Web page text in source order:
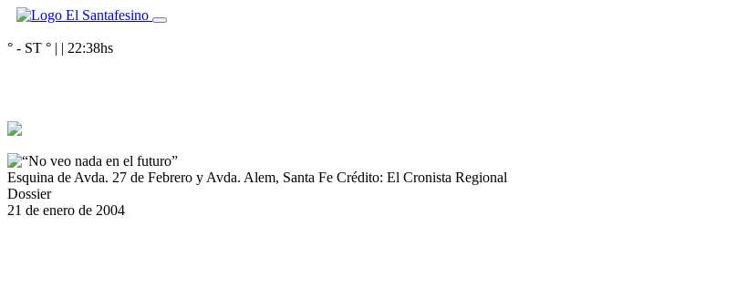
° - ST ° | | 22:38hs
Esquina de Avda. 27 de Febrero y Avda. Alem, Santa Fe Crédito: El Cronista Regional
Dossier
21 de enero de 2004